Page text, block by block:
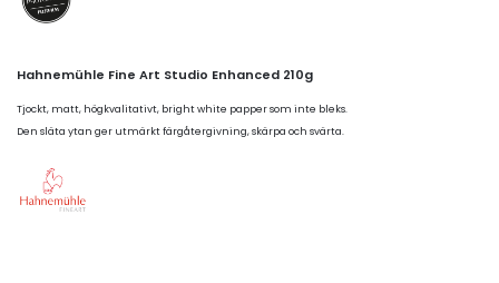
Hahnemühle Fine Art Studio Enhanced 210g
Tjockt, matt, högkvalitativt, bright white papper som inte bleks.
Den släta ytan ger utmärkt färgåtergivning, skärpa och svärta.